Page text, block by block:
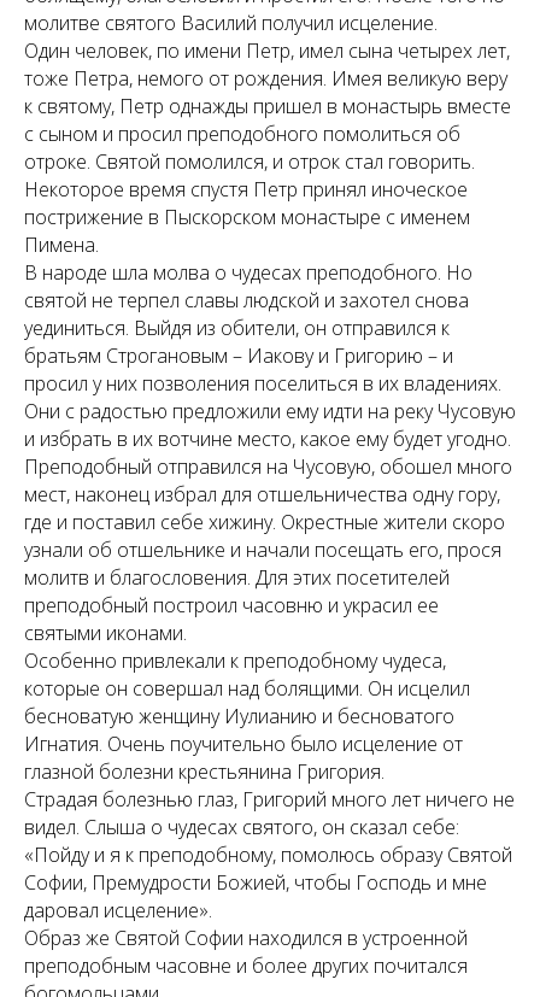
молитве святого Василий получил исцеление.
Один человек, по имени Петр, имел сына четырех лет,
тоже Петра, немого от рождения. Имея великую веру
к святому, Петр однажды пришел в монастырь вместе
с сыном и просил преподобного помолиться об
отроке. Святой помолился, и отрок стал говорить.
Некоторое время спустя Петр принял иноческое
пострижение в Пыскорском монастыре с именем
Пимена.
В народе шла молва о чудесах преподобного. Но
святой не терпел славы людской и захотел снова
уединиться. Выйдя из обители, он отправился к
братьям Строгановым – Иакову и Григорию – и
просил у них позволения поселиться в их владениях.
Они с радостью предложили ему идти на реку Чусовую
и избрать в их вотчине место, какое ему будет угодно.
Преподобный отправился на Чусовую, обошел много
мест, наконец избрал для отшельничества одну гору,
где и поставил себе хижину. Окрестные жители скоро
узнали об отшельнике и начали посещать его, прося
молитв и благословения. Для этих посетителей
преподобный построил часовню и украсил ее
святыми иконами.
Особенно привлекали к преподобному чудеса,
которые он совершал над болящими. Он исцелил
бесноватую женщину Иулианию и бесноватого
Игнатия. Очень поучительно было исцеление от
глазной болезни крестьянина Григория.
Страдая болезнью глаз, Григорий много лет ничего не
видел. Слыша о чудесах святого, он сказал себе:
«Пойду и я к преподобному, помолюсь образу Святой
Софии, Премудрости Божией, чтобы Господь и мне
даровал исцеление».
Образ же Святой Софии находился в устроенной
преподобным часовне и более других почитался